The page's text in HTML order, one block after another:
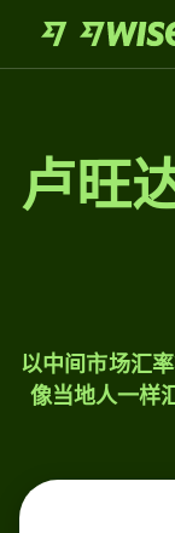
卢旺
以中间市场汇
像当地人一样